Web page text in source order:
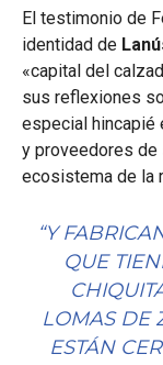
El testimonio de
identidad de
«capital del
sus reflexiones
especial hincapié
y proveedores de
ecosistema de la
“Y
QUE
LOMAS DE
ESTÁN